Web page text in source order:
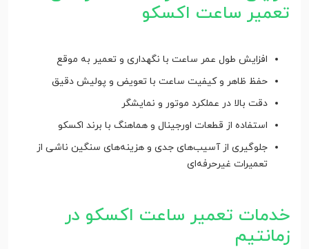
تعمیر ساعت اکسکو
افزایش طول عمر ساعت با نگهداری و تعمیر به موقع
حفظ ظاهر و کیفیت ساعت با تعویض و پولیش دقیق
دقت بالا در عملکرد موتور و نمایشگر
استفاده از قطعات اورجینال و هماهنگ با برند اکسکو
جلوگیری از آسیب‌های جدی و هزینه‌های سنگین ناشی از
تعمیرات غیرحرفه‌ای
خدمات تعمیر ساعت اکسکو در
زمانتیم